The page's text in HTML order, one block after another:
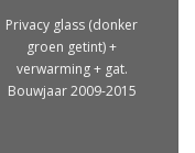
Privacy glass (donker
groen getint) +
verwarming + gat.
Bouwjaar 2009-2015